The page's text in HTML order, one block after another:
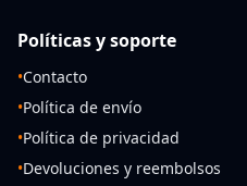
Políticas y soporte
•Contacto
•Política de envío
•Política de privacidad
•Devoluciones y reembolsos